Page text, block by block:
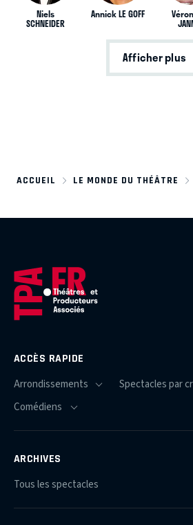
Niels
SCHNEIDER
Annick LE GOFF
Afficher plus
ACCUEIL LE MONDE DU THÉÂTRE
ACCÈS RAPIDE
ARCHIVES
Tous les spectacles